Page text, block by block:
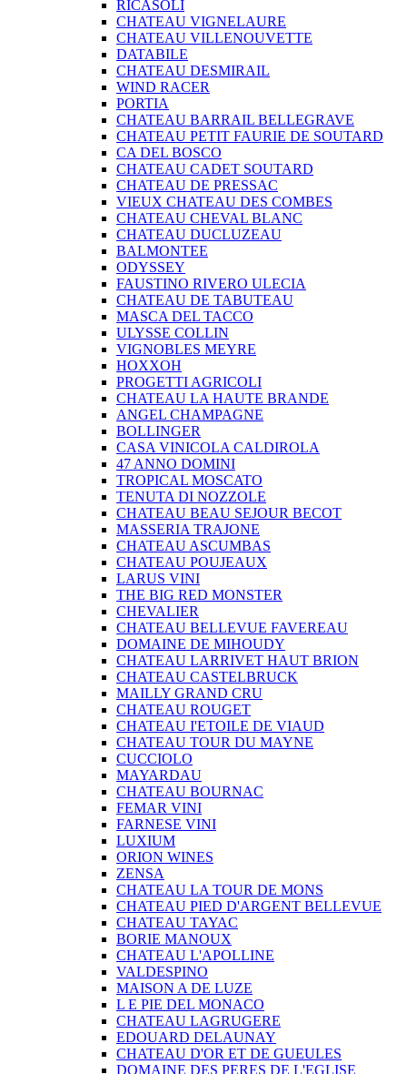
RICASOLI
CHATEAU VIGNELAURE
CHATEAU VILLENOUVETTE
DATABILE
CHATEAU DESMIRAIL
WIND RACER
PORTIA
CHATEAU BARRAIL BELLEGRAVE
CHATEAU PETIT FAURIE DE SOUTARD
CA DEL BOSCO
CHATEAU CADET SOUTARD
CHATEAU DE PRESSAC
VIEUX CHATEAU DES COMBES
CHATEAU CHEVAL BLANC
CHATEAU DUCLUZEAU
BALMONTEE
ODYSSEY
FAUSTINO RIVERO ULECIA
CHATEAU DE TABUTEAU
MASCA DEL TACCO
ULYSSE COLLIN
VIGNOBLES MEYRE
HOXXOH
PROGETTI AGRICOLI
CHATEAU LA HAUTE BRANDE
ANGEL CHAMPAGNE
BOLLINGER
CASA VINICOLA CALDIROLA
47 ANNO DOMINI
TROPICAL MOSCATO
TENUTA DI NOZZOLE
CHATEAU BEAU SEJOUR BECOT
MASSERIA TRAJONE
CHATEAU ASCUMBAS
CHATEAU POUJEAUX
LARUS VINI
THE BIG RED MONSTER
CHEVALIER
CHATEAU BELLEVUE FAVEREAU
DOMAINE DE MIHOUDY
CHATEAU LARRIVET HAUT BRION
CHATEAU CASTELBRUCK
MAILLY GRAND CRU
CHATEAU ROUGET
CHATEAU I'ETOILE DE VIAUD
CHATEAU TOUR DU MAYNE
CUCCIOLO
MAYARDAU
CHATEAU BOURNAC
FEMAR VINI
FARNESE VINI
LUXIUM
ORION WINES
ZENSA
CHATEAU LA TOUR DE MONS
CHATEAU PIED D'ARGENT BELLEVUE
CHATEAU TAYAC
BORIE MANOUX
CHATEAU L'APOLLINE
VALDESPINO
MAISON A DE LUZE
L E PIE DEL MONACO
CHATEAU LAGRUGERE
EDOUARD DELAUNAY
CHATEAU D'OR ET DE GUEULES
DOMAINE DES PERES DE L'EGLISE